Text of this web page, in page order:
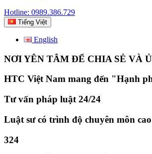
Hotline: 0989.386.729
Tiếng Việt
English
NƠI YÊN TÂM ĐỂ CHIA SẺ VÀ
HTC Việt Nam mang đến "Hạnh
Tư vấn pháp luật 24/24
Luật sư có trình độ chuyên môn cao
324